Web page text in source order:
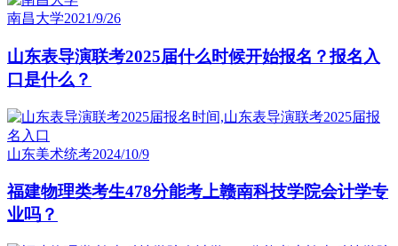
南昌大学2021/9/26
山东表导演联考2025届什么时候开始报名？报名入
口是什么？
山东美术统考2024/10/9
福建物理类考生478分能考上赣南科技学院会计学专
业吗？